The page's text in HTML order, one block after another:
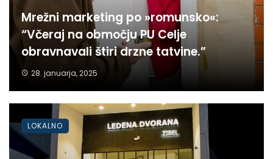
Mrežni marketing po »romunsko«:
“Včeraj na območju PU Celje
obravnavali štiri drzne tatvine.”
28. januarja, 2025
LOKALNO